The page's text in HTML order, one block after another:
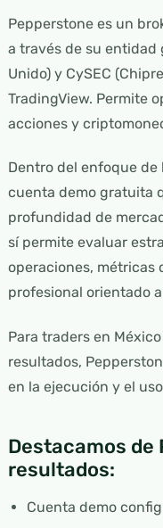
Pepperstone es un
a través de su entidad
Unido) y CySEC
TradingView. Permite
acciones y
Dentro del enfoque
cuenta demo gratuita
profundidad de
sí permite evaluar
operaciones, métricas
profesional orientado
Para traders en
resultados,
en la ejecución y el
Destacamos de
resultados:
Cuenta demo